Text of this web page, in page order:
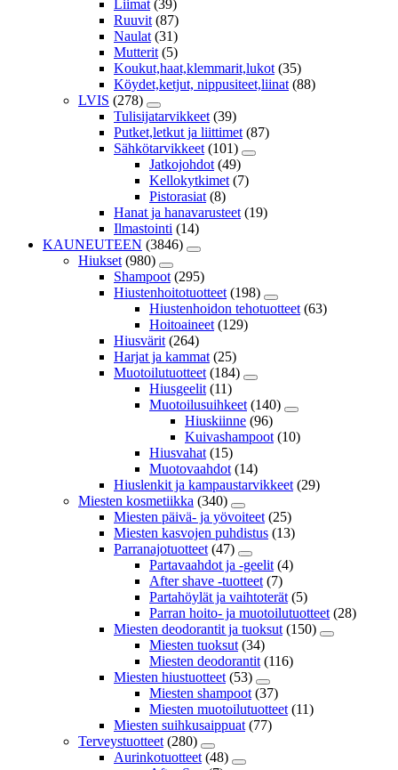
Liimat (39)
Ruuvit (87)
Naulat (31)
Mutterit (5)
Koukut,haat,klemmarit,lukot (35)
Köydet,ketjut, nippusiteet,liinat (88)
LVIS (278)
Tulisijatarvikkeet (39)
Putket,letkut ja liittimet (87)
Sähkötarvikkeet (101)
Jatkojohdot (49)
Kellokytkimet (7)
Pistorasiat (8)
Hanat ja hanavarusteet (19)
Ilmastointi (14)
KAUNEUTEEN (3846)
Hiukset (980)
Shampoot (295)
Hiustenhoitotuotteet (198)
Hiustenhoidon tehotuotteet (63)
Hoitoaineet (129)
Hiusvärit (264)
Harjat ja kammat (25)
Muotoilutuotteet (184)
Hiusgeelit (11)
Muotoilusuihkeet (140)
Hiuskiinne (96)
Kuivashampoot (10)
Hiusvahat (15)
Muotovaahdot (14)
Hiuslenkit ja kampaustarvikkeet (29)
Miesten kosmetiikka (340)
Miesten päivä- ja yövoiteet (25)
Miesten kasvojen puhdistus (13)
Parranajotuotteet (47)
Partavaahdot ja -geelit (4)
After shave -tuotteet (7)
Partahöylät ja vaihtoterät (5)
Parran hoito- ja muotoilutuotteet (28)
Miesten deodorantit ja tuoksut (150)
Miesten tuoksut (34)
Miesten deodorantit (116)
Miesten hiustuotteet (53)
Miesten shampoot (37)
Miesten muotoilutuotteet (11)
Miesten suihkusaippuat (77)
Terveystuotteet (280)
Aurinkotuotteet (48)